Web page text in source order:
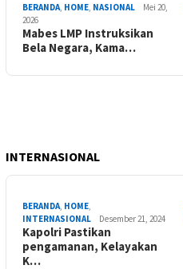
BERANDA HOME NASIONAL
Mei 20,
2026
Mabes LMP Instruksikan
Bela Negara, Kama…
INTERNASIONAL
BERANDA HOME
INTERNASIONAL
Desember 21, 2024
Kapolri Pastikan
pengamanan, Kelayakan
K…